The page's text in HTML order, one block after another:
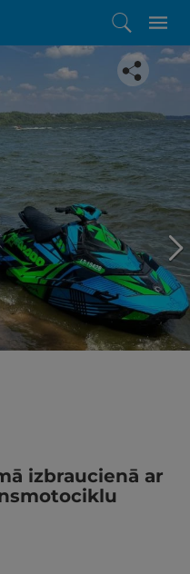
tikai daži soļi
izbraucienā ar